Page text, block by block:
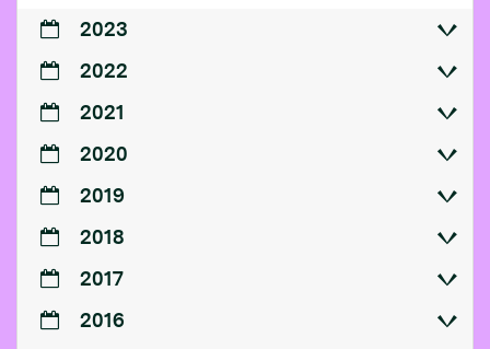
2023
2022
2021
2020
2019
2018
2017
2016